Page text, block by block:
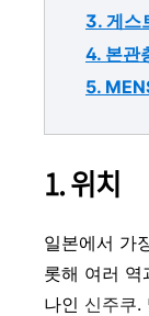
3. 게스
4. 본관
5.
1. 위치
일본에서 가
롯해 여러 역
나인 신주쿠.